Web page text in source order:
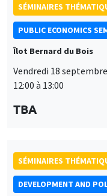
SÉMINAIRES
PUBLIC ECONOMICS
Îlot Bernard du Bois
Vendredi 18
12:00 à 13:00
TBA
SÉMINAIRES
DEVELOPMENT AND